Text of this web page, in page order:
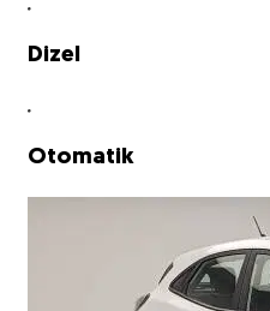
Dizel
Otomatik